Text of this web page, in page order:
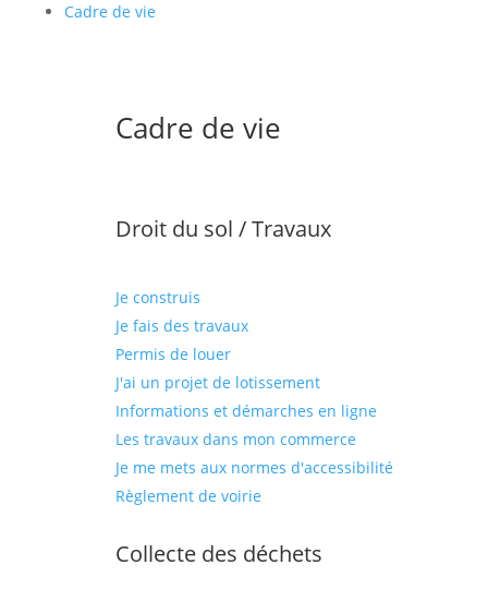
Cadre de vie
Cadre de vie
Droit du sol / Travaux
Je construis
Je fais des travaux
Permis de louer
J'ai un projet de lotissement
Informations et démarches en ligne
Les travaux dans mon commerce
Je me mets aux normes d'accessibilité
Règlement de voirie
Collecte des déchets